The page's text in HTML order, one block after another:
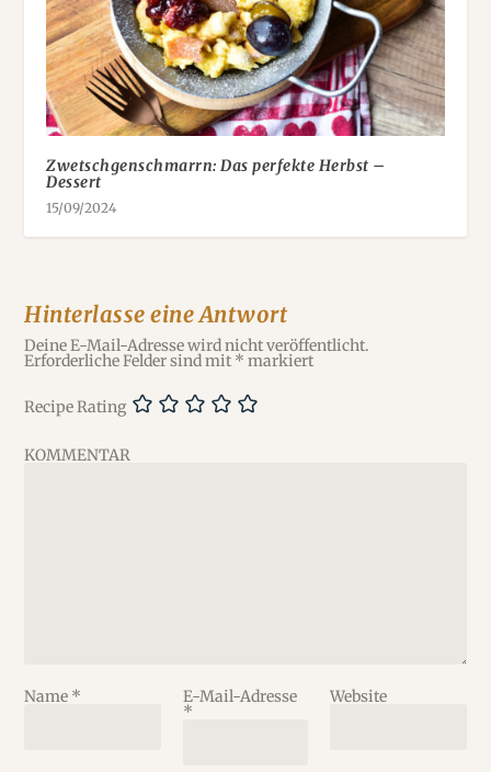
Zwetschgenschmarrn: Das perfekte Herbst –
Dessert
15/09/2024
Hinterlasse eine Antwort
Deine E-Mail-Adresse wird nicht veröffentlicht.
Erforderliche Felder sind mit * markiert
Recipe Rating
KOMMENTAR
Name * E-Mail-Adresse
*
Website